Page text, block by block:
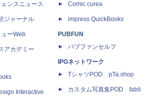
ンスニュース
ジャーナル
ーWeb
アカデミー
Interactive
Comic curea
impress QuickBooks
PUBFUN
パブファンセルフ
IPGネットワーク
TシャツPOD pTa.shop
カスタム写真集POD fabli